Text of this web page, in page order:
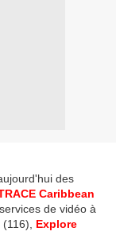
des
Caribbean
de vidéo à
(116), Explore